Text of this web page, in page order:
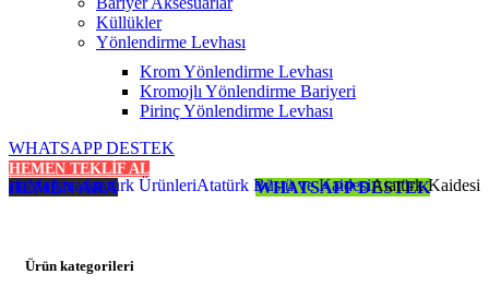
Küllükler
Yönlendirme Levhası
Krom Yönlendirme Levhası
Kromojlı Yönlendirme Bariyeri
Pirinç Yönlendirme Levhası
WHATSAPP DESTEK
HEMEN TEKLİF AL
HEMEN ARA WHATSAPP DESTEK
MağazaAtatürk ÜrünleriAtatürk Büstü ve KaidesiAtatürk Kaidesi
Ürün kategorileri